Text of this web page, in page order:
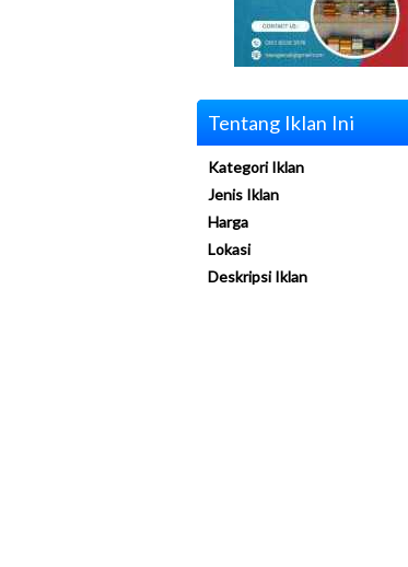
Tentang Iklan Ini
Kategori Iklan
Jenis Iklan
Harga
Lokasi
Deskripsi Iklan